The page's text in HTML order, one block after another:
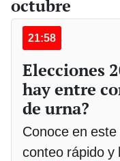
octubre
21:58
Elecciones
hay entre
de urna?
Conoce en
conteo rápido y